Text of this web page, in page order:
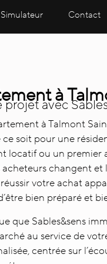
Simulateur Contact
à
avec
à Talmont
soit pour une
locatif ou un
acheteurs changent
votre achat
bien préparé et
que Sables&sens
au service de
centrée sur